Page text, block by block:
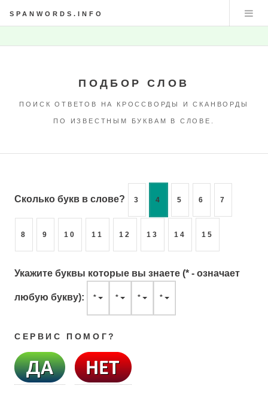
SPANWORDS.INFO
ПОДБОР СЛОВ
ПОИСК ОТВЕТОВ НА КРОССВОРДЫ И СКАНВОРДЫ
ПО ИЗВЕСТНЫМ БУКВАМ В СЛОВЕ.
Сколько букв в слове? 3 4 5 6 7
8 9 10 11 12 13 14 15
Укажите буквы которые вы знаете (* - означает
любую букву): * * * *
СЕРВИС ПОМОГ?